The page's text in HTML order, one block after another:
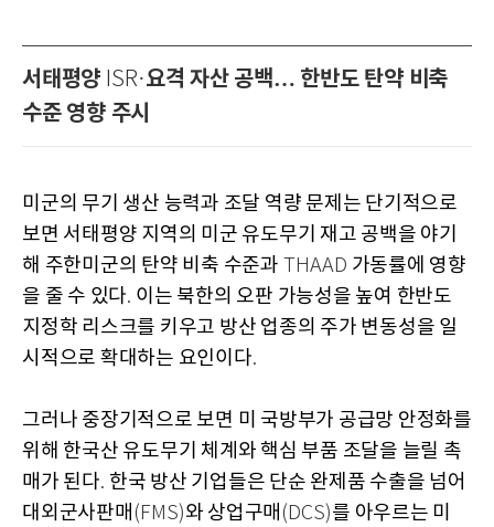
서태평양 ISR·요격 자산 공백… 한반도 탄약 비축
수준 영향 주시
미군의 무기 생산 능력과 조달 역량 문제는 단기적으로
보면 서태평양 지역의 미군 유도무기 재고 공백을 야기
해 주한미군의 탄약 비축 수준과 THAAD 가동률에 영향
을 줄 수 있다. 이는 북한의 오판 가능성을 높여 한반도
지정학 리스크를 키우고 방산 업종의 주가 변동성을 일
시적으로 확대하는 요인이다.
그러나 중장기적으로 보면 미 국방부가 공급망 안정화를
위해 한국산 유도무기 체계와 핵심 부품 조달을 늘릴 촉
매가 된다. 한국 방산 기업들은 단순 완제품 수출을 넘어
대외군사판매 (FMS)와 상업구매 (DCS)를 아우르는 미